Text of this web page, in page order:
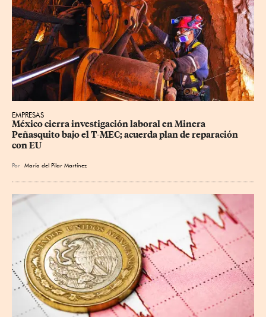
EMPRESAS
México cierra investigación laboral en Minera
Peñasquito bajo el T-MEC; acuerda plan de reparación
con EU
Por María del Pilar Martínez